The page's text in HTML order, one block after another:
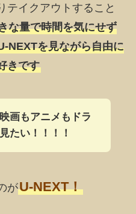
テイクアウトすること
な量で時間を気にせず
NEXTを見ながら自由に
きです
画もアニメもドラ
たい！！！！
がU-NEXT！